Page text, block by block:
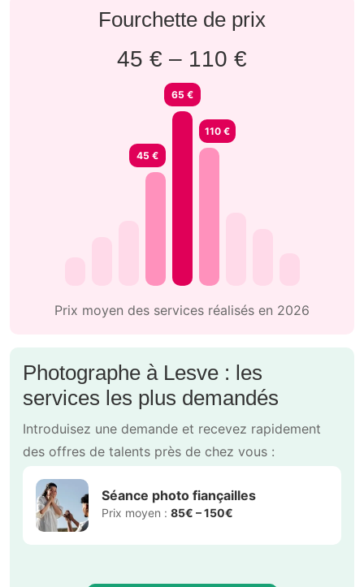
Fourchette de prix
45 € – 110 €
45 €
65 €
110 €
Prix moyen des services réalisés en 2026
Photographe à Lesve : les
services les plus demandés
Introduisez une demande et recevez rapidement
des offres de talents près de chez vous :
Séance photo fiançailles
Prix moyen : 85€ – 150€